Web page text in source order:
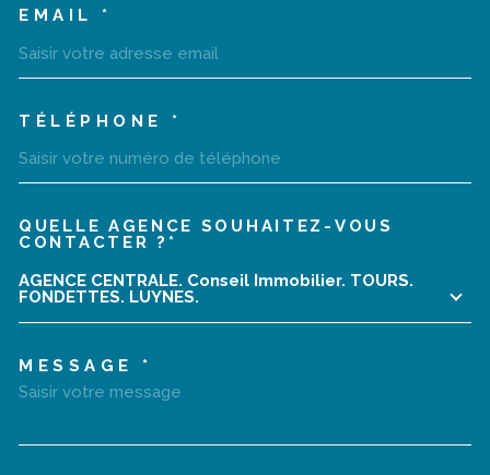
EMAIL *
TÉLÉPHONE *
QUELLE AGENCE SOUHAITEZ-VOUS
CONTACTER ?*
AGENCE CENTRALE. Conseil Immobilier. TOURS.
FONDETTES. LUYNES.
MESSAGE *